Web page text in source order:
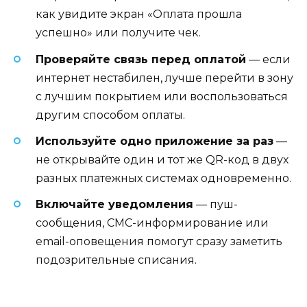
как увидите экран «Оплата прошла
успешно» или получите чек.
Проверяйте связь перед оплатой — если
интернет нестабилен, лучше перейти в зону
с лучшим покрытием или воспользоваться
другим способом оплаты.
Используйте одно приложение за раз —
не открывайте один и тот же QR-код в двух
разных платежных системах одновременно.
Включайте уведомления — пуш-
сообщения, СМС-информирование или
email-оповещения помогут сразу заметить
подозрительные списания.